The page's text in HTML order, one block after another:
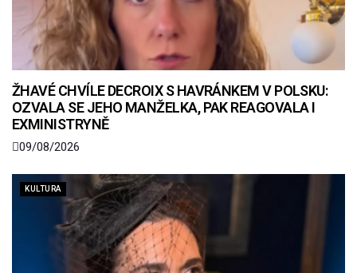
ŽHAVÉ CHVÍLE DECROIX S HAVRÁNKEM V POLSKU:
OZVALA SE JEHO MANŽELKA, PAK REAGOVALA I
EXMINISTRYNĚ
09/08/2026
KULTURA